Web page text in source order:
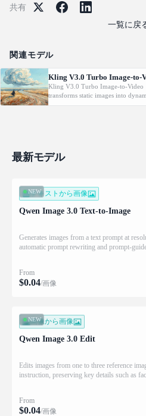
共有
一覧に戻
関連モデル
Kling V3.0 Turbo Image-to-
Kling V3.0 Turbo Image-to-Video
transforms static images into
cinematic videos using MVL
最新モデル
NEW
テキストから画像
Qwen Image 3.0 Text-to-Image
Generates images from a text prompt at
automatic prompt rewriting and prompt-
From
$0.04/画像
NEW
画像から画像
Qwen Image 3.0 Edit
Edits images from one to three reference
instruction, preserving key details such as
From
$0.04/画像